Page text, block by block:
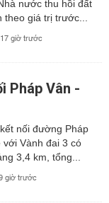
nước thu hồi đất
giá trị trước...
17 giờ trước
Pháp Vân -
nối đường Pháp
với Vành đai 3 có
3,4 km, tổng...
giờ trước